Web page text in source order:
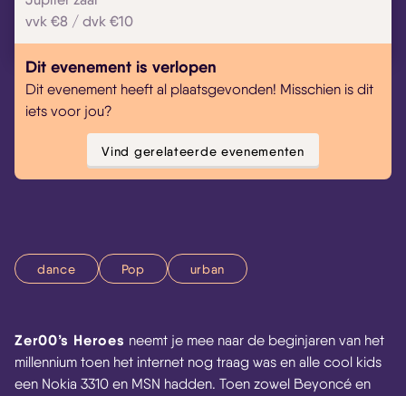
vvk €8 / dvk €10
Dit evenement is verlopen
Dit evenement heeft al plaatsgevonden! Misschien is dit
iets voor jou?
Vind gerelateerde evenementen
dance Pop urban
Zer00’s Heroes neemt je mee naar de beginjaren van het
millennium toen het internet nog traag was en alle cool kids
een Nokia 3310 en MSN hadden. Toen zowel Beyoncé en